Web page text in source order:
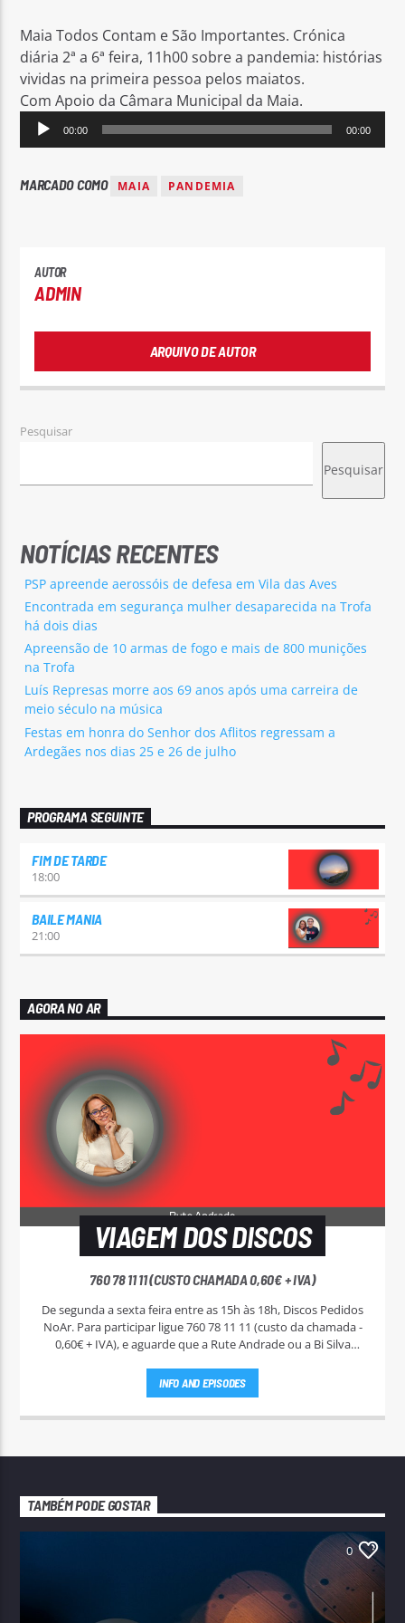
Rádio No ar
Maia Todos Contam e São Importantes. Crónica
diária 2ª a 6ª feira, 11h00 sobre a pandemia: histórias
vividas na primeira pessoa pelos maiatos.
Com Apoio da Câmara Municipal da Maia.
Reprodutor
de
00:00 00:00
MARCADO COMO MAIA PANDEMIA
AUTOR
ADMIN
ARQUIVO DE AUTOR
Pesquisar
Pesquisar
NOTÍCIAS RECENTES
PSP apreende aerossóis de defesa em Vila das Aves
Encontrada em segurança mulher desaparecida na Trofa
há dois dias
Apreensão de 10 armas de fogo e mais de 800 munições
na Trofa
Luís Represas morre aos 69 anos após uma carreira de
meio século na música
Festas em honra do Senhor dos Aflitos regressam a
Ardegães nos dias 25 e 26 de julho
PROGRAMA SEGUINTE
FIM DE TARDE
18:00
BAILE MANIA
21:00
AGORA NO AR
VIAGEM DOS DISCOS
760 78 11 11 (CUSTO CHAMADA 0,60€ + IVA)
De segunda a sexta feira entre as 15h às 18h, Discos Pedidos
NoAr. Para participar ligue 760 78 11 11 (custo da chamada -
0,60€ + IVA), e aguarde que a Rute Andrade ou a Bi Silva
INFO AND EPISODES
TAMBÉM PODE GOSTAR
0